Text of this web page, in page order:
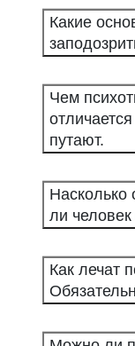
Какие
Чем
путают.
Насколько
ли
Как лечат